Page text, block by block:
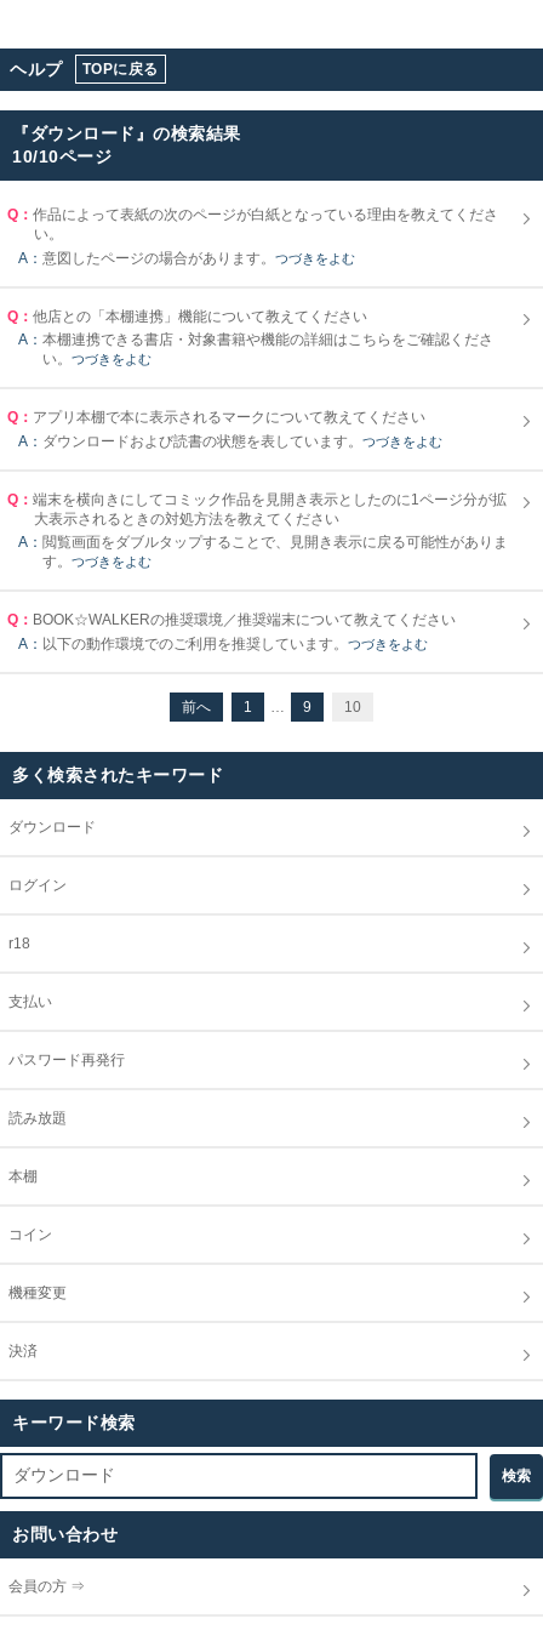
ヘルプ TOPに戻る
『ダウンロード 』の検索結果
10/10ページ
Q： 作品によって表紙の次のページが白紙となっている理由を教えてくださ
い。
A： 意図したページの場合があります。 つづきをよむ
Q： 他店との「本棚連携」機能について教えてください
A： 本棚連携できる書店・対象書籍や機能の詳細はこちらをご確認くださ
い。 つづきをよむ
Q： アプリ本棚で本に表示されるマークについて教えてください
A： ダウンロードおよび読書の状態を表しています。 つづきをよむ
Q： 端末を横向きにしてコミック作品を見開き表示としたのに1ページ分が拡
大表示されるときの対処方法を教えてください
A： 閲覧画面をダブルタップすることで、見開き表示に戻る可能性がありま
す。 つづきをよむ
Q： BOOK☆WALKERの推奨環境／推奨端末について教えてください
A： 以下の動作環境でのご利用を推奨しています。 つづきをよむ
前へ 1 … 9 10
多く検索されたキーワード
ダウンロード
ログイン
r18
支払い
パスワード再発行
読み放題
本棚
コイン
機種変更
決済
キーワード検索
お問い合わせ
会員の方 ⇒